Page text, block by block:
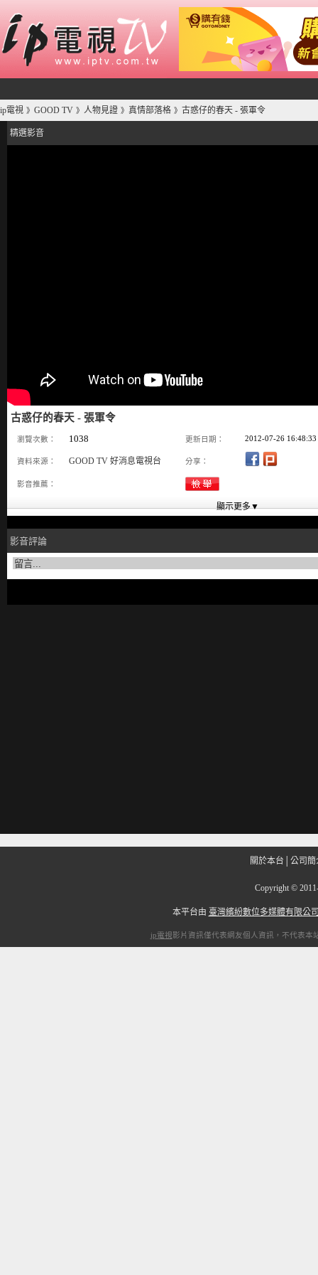
ip電視 》 GOOD TV 》 人物見證 》 真情部落格 》 古惑仔的春天 - 張軍令
精選影音
古惑仔的春天 - 張軍令
瀏覽次數： 1038 更新日期： 2012-07-26 16:48:33
資料來源： GOOD TV 好消息電視台 分享：
影音推薦：
影音評論
關於本台 公司簡
Copyright ©
本平台由 臺灣繽紛數位多媒體有限公
ip電視影片資訊僅代表網友個人資訊，不代表本